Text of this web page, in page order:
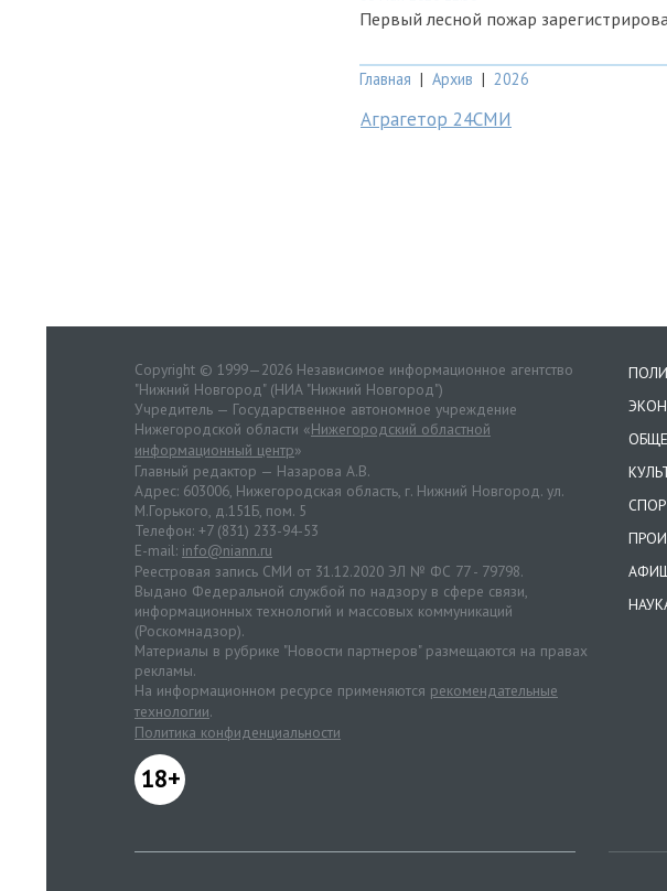
Первый лесной пожар
Главная | Архив | 2026
Аграгетор 24СМИ
Copyright © 1999—2026 Независимое информационное агентство
"Нижний Новгород" (НИА "Нижний Новгород")
Учредитель — Государственное автономное учреждение
Нижегородской области «Нижегородский областной
информационный центр»
Главный редактор — Назарова А.В.
Адрес: 603006, Нижегородская область, г. Нижний Новгород. ул.
М.Горького, д.151Б, пом. 5
Телефон: +7 (831) 233-94-53
E-mail: info@niann.ru
Реестровая запись СМИ от 31.12.2020 ЭЛ № ФС 77 - 79798.
Выдано Федеральной службой по надзору в сфере связи,
информационных технологий и массовых коммуникаций
(Роскомнадзор).
Материалы в рубрике "Новости партнеров" размещаются на правах
рекламы.
На информационном ресурсе применяются рекомендательные
технологии.
Политика конфиденциальности
18+